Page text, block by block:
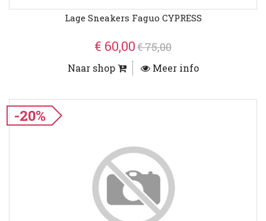
Lage Sneakers Faguo CYPRESS
€ 60,00€ 75,00
Naar shop Meer info
-20%